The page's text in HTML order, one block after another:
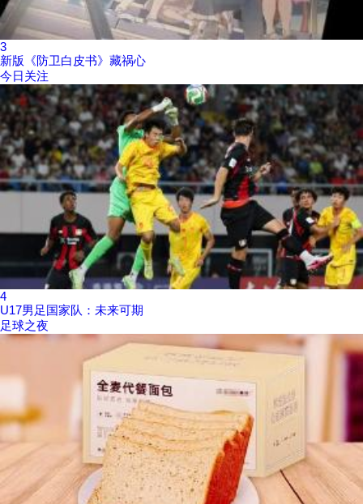
3
新版《防卫白皮书》藏祸心
今日关注
4
U17男足国家队：未来可期
足球之夜